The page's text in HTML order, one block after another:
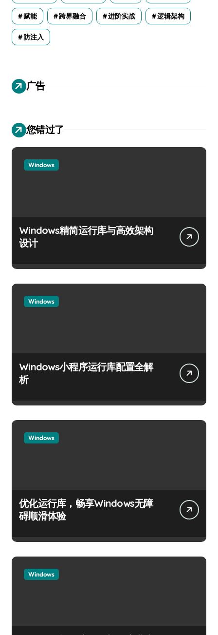
赋能 跨界融合 进阶实战 逻辑架构
防注入
广告
您错过了
Windows
Windows精简运行库与高效架构
设计
Windows
Windows小程序运行库配置全解
析
Windows
优化运行库，畅享Windows无障
碍顺滑体验
Windows